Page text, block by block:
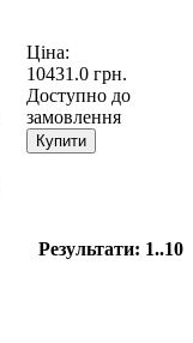
Ціна:
10431.0 грн.
Доступно до
замовлення
Купити
Результати: 1..10